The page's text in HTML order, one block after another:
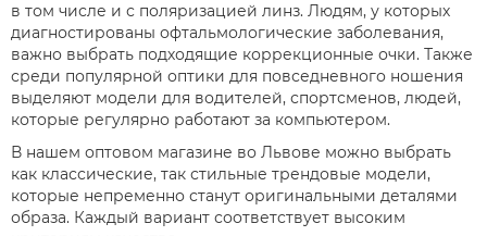
в том числе и с поляризацией линз. Людям, у которых
диагностированы офтальмологические заболевания,
важно выбрать подходящие коррекционные очки. Также
среди популярной оптики для повседневного ношения
выделяют модели для водителей, спортсменов, людей,
которые регулярно работают за компьютером.
В нашем оптовом магазине во Львове можно выбрать
как классические, так стильные трендовые модели,
которые непременно станут оригинальными деталями
образа. Каждый вариант соответствует высоким